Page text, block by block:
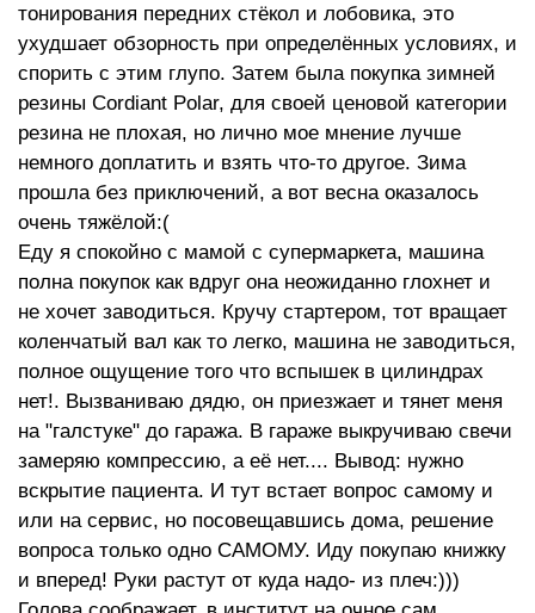
тонирования передних стёкол и лобовика, это
ухудшает обзорность при определённых условиях, и
спорить с этим глупо. Затем была покупка зимней
резины Cordiant Polar, для своей ценовой категории
резина не плохая, но лично мое мнение лучше
немного доплатить и взять что-то другое. Зима
прошла без приключений, а вот весна оказалось
очень тяжёлой:(
Еду я спокойно с мамой с супермаркета, машина
полна покупок как вдруг она неожиданно глохнет и
не хочет заводиться. Кручу стартером, тот вращает
коленчатый вал как то легко, машина не заводиться,
полное ощущение того что вспышек в цилиндрах
нет!. Вызваниваю дядю, он приезжает и тянет меня
на "галстуке" до гаража. В гараже выкручиваю свечи
замеряю компрессию, а её нет.... Вывод: нужно
вскрытие пациента. И тут встает вопрос самому и
или на сервис, но посовещавшись дома, решение
вопроса только одно САМОМУ. Иду покупаю книжку
и вперед! Руки растут от куда надо- из плеч:)))